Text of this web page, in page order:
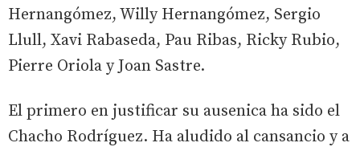
Hernangómez, Willy Hernangómez, Sergio
Llull, Xavi Rabaseda, Pau Ribas, Ricky Rubio,
Pierre Oriola y Joan Sastre.
El primero en justificar su ausenica ha sido el
Chacho Rodríguez. Ha aludido al cansancio y a